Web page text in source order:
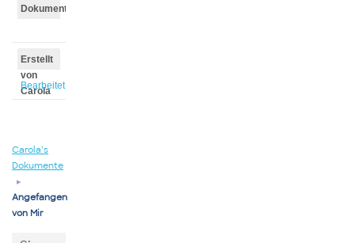
Dokumente
Erstellt
von
Carola
Bearbeitet
Carola’s
Dokumente
▸
Angefangen
von Mir